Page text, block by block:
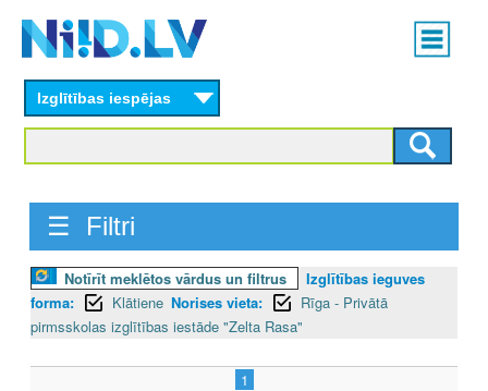
content
Main
menu
Izglītības iespējas
☰ Filtri
Notīrīt meklētos vārdus un filtrus
Izglītības ieguves
forma:
Klātiene Norises vieta:
Rīga - Privātā
pirmsskolas izglītības iestāde "Zelta Rasa"
1